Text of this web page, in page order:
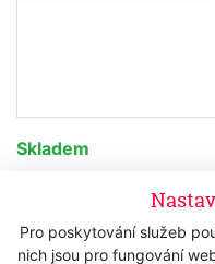
Pro poskytování služeb
nich jsou pro fungování
Skladem
s DPH